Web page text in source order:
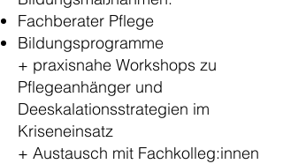
Fachberater Pflege
Bildungsprogramme
+ praxisnahe Workshops zu
Pflegeanhänger und
Deeskalationsstrategien im
Kriseneinsatz
+ Austausch mit Fachkolleg:innen